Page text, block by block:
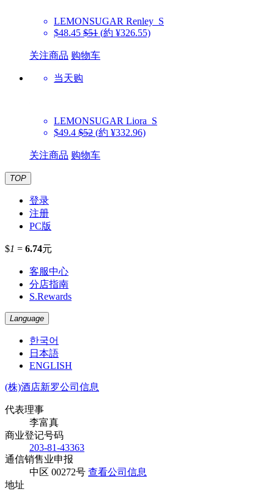
LEMONSUGAR Renley_S
$48.45 $51 (約 ¥326.55)
关注商品 购物车
当天购
LEMONSUGAR Liora_S
$49.4 $52 (約 ¥332.96)
关注商品 购物车
TOP
登录
注册
PC版
$1 = 6.74元
客服中心
分店指南
S.Rewards
Language
한국어
日本語
ENGLISH
(株)酒店新罗公司信息
代表理事
李富真
商业登记号码
203-81-43363
通信销售业申报
中区 00272号 查看公司信息
地址